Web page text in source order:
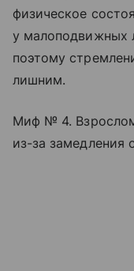
физическое
у малоподвижных
поэтому
лишним.
Миф № 4.
из-за замедления